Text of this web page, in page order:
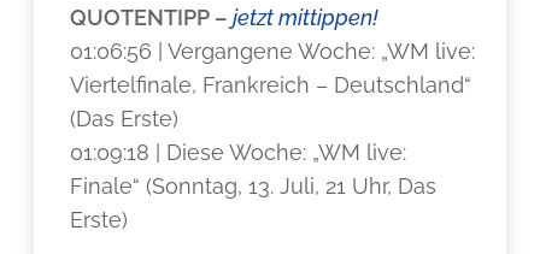
QUOTENTIPP –jetzt mittippen!
01:06:56 | Vergangene Woche: „WM live:
Viertelfinale, Frankreich – Deutschland“
(Das Erste)
01:09:18 | Diese Woche: „WM live:
Finale“ (Sonntag, 13. Juli, 21 Uhr, Das
Erste)